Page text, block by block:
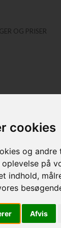
cookies
og
på
indhold,
Afvis
OG PRISER